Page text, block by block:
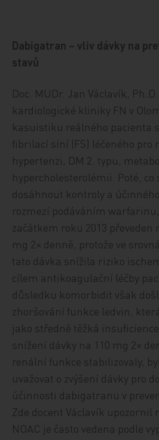
Dabigatran – vliv dávky na
stavů
Doc. MUDr. Jan Václavík,
kardiologické kliniky FN v
kasuistiku reálného pacienta
fibrilací síní (FS) léčeného pro
hypertenzi, DM 2. typu,
hypercholesterolémii. Poté, co
dosáhnout kontroly a
rozmezí podáváním
začátkem roku 2013 převeden
mg 2× denně, protože ve
tato dávka snížila riziko
cílem antikoagulační léčby
důsledku komorbidit však
zhoršování funkce ledvin,
jako středně těžká
snížení dávky na 110 mg 2×
renální funkce stabilizovaly,
uvažovat o zvýšení dávky pro
účinnosti dabigatranu v
Zde docent Václavík upozornil
NOAC je často vedena podle